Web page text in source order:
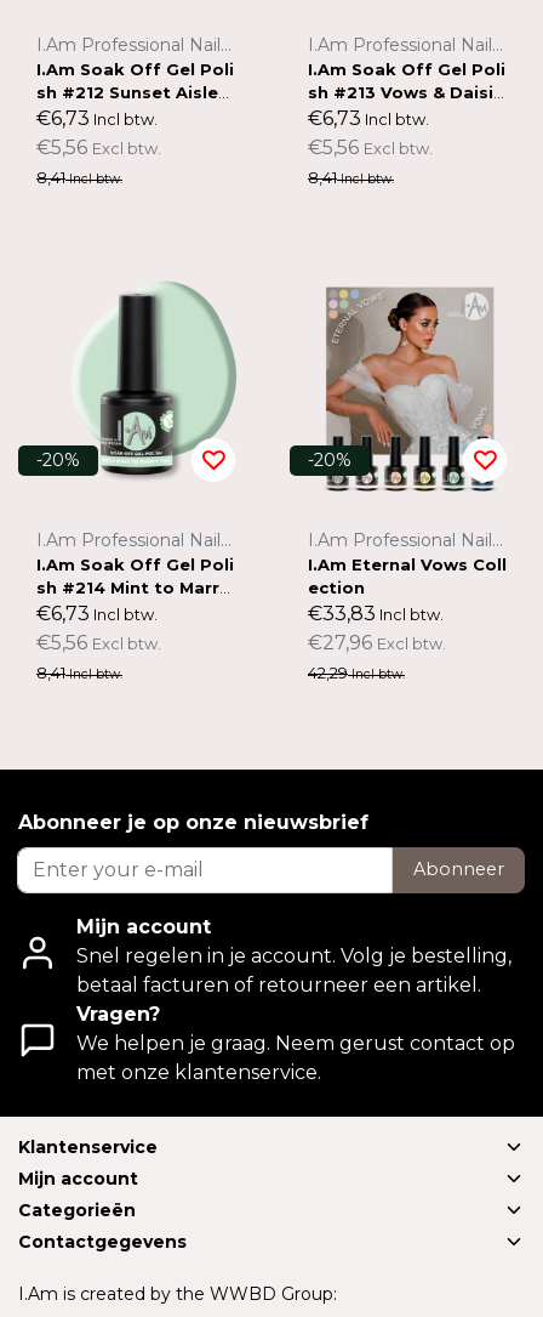
I.Am Professional Nail Systems
I.Am Soak Off Gel Poli
sh #212 Sunset Aisle
(7ml)
€6,73 Incl btw.
€5,56 Excl btw.
8,41Incl btw.
I.Am Professional Nail Systems
I.Am Soak Off Gel Poli
sh #213 Vows & Daisie
s (7ml)
€6,73 Incl btw.
€5,56 Excl btw.
8,41Incl btw.
-20%
I.Am Professional Nail Systems
I.Am Soak Off Gel Poli
sh #214 Mint to Marry
(7ml)
€6,73 Incl btw.
€5,56 Excl btw.
8,41Incl btw.
-20%
I.Am Professional Nail Systems
I.Am Eternal Vows Coll
ection
€33,83 Incl btw.
€27,96 Excl btw.
42,29Incl btw.
Abonneer je op onze nieuwsbrief
Abonneer
Mijn account
Snel regelen in je account. Volg je bestelling,
betaal facturen of retourneer een artikel.
Vragen?
We helpen je graag. Neem gerust contact op
met onze klantenservice.
Klantenservice
Mijn account
Categorieën
Contactgegevens
I.Am is created by the WWBD Group: